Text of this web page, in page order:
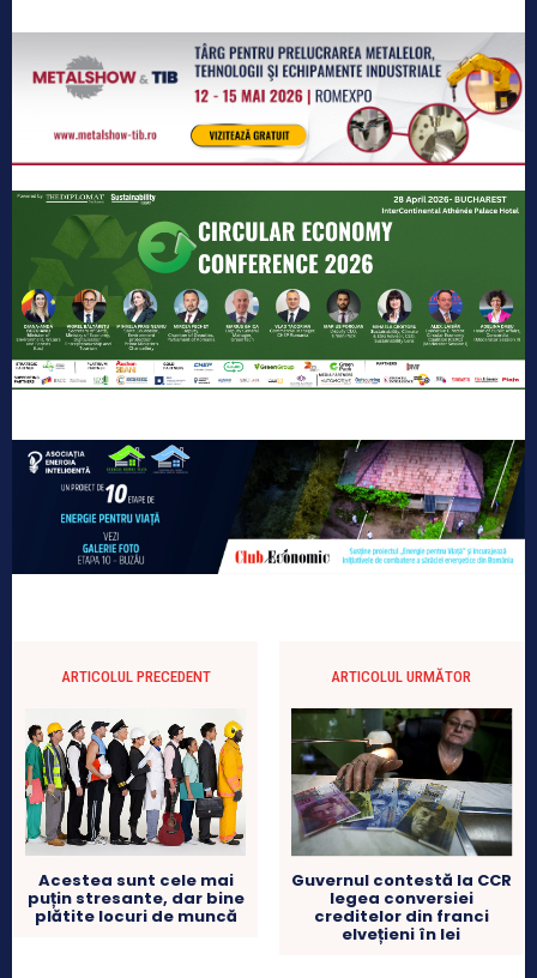
ARTICOLUL PRECEDENT
Acestea sunt cele mai
puțin stresante, dar bine
plătite locuri de muncă
ARTICOLUL URMĂTOR
Guvernul contestă la CCR
legea conversiei
creditelor din franci
elvețieni în lei